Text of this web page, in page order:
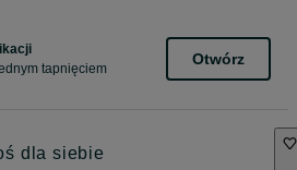
tapnięciem
Otwórz
dla siebie